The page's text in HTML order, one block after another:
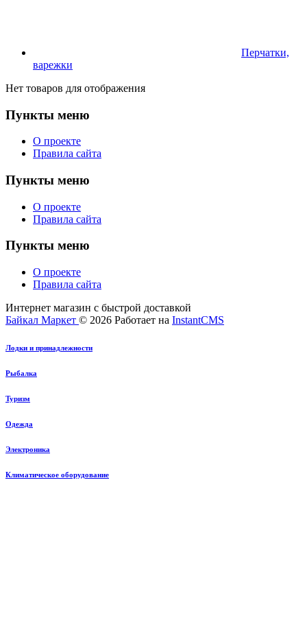
Перчатки,
варежки
Нет товаров для отображения
Пункты меню
О проекте
Правила сайта
Пункты меню
О проекте
Правила сайта
Пункты меню
О проекте
Правила сайта
Интернет магазин с быстрой доставкой
Байкал Маркет © 2026 Работает на InstantCMS
Лодки и принадлежности
Рыбалка
Туризм
Одежда
Электроника
Климатическое оборудование